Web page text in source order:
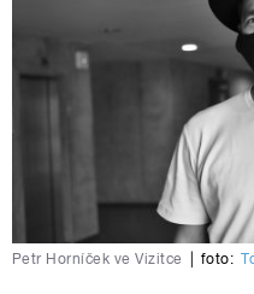
Petr Horníček ve Vizitce foto: